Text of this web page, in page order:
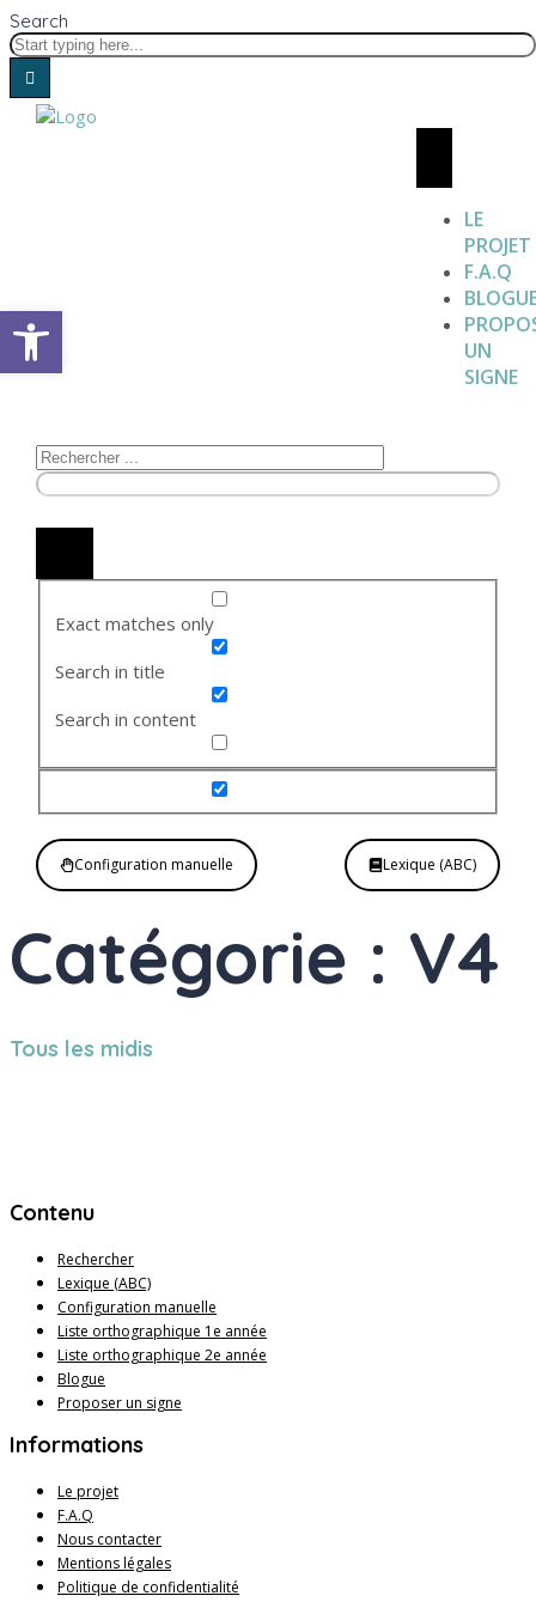
Search
LE
PROJET
F.A.Q
UN
SIGNE
Exact matches only
Search in title
Search in content
Configuration manuelle Lexique (ABC)
Catégorie : V4
Tous les midis
Contenu
Rechercher
Lexique (ABC)
Configuration manuelle
Liste orthographique 1e année
Liste orthographique 2e année
Blogue
Proposer un signe
Informations
Le projet
F.A.Q
Nous contacter
Mentions légales
Politique de confidentialité
Open toolbar